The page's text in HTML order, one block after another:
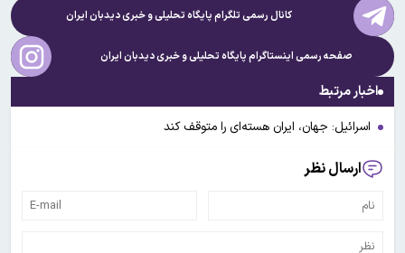
کانال رسمی تلگرام پایگاه تحلیلی و خبریدیدبان ایران
صفحه رسمی اینستاگرام پایگاه تحلیلی و خبریدیدبان ایران
اخبار مرتبط
اسرائیل: جهان، ایران هسته‌ای را متوقف کند
ارسال نظر